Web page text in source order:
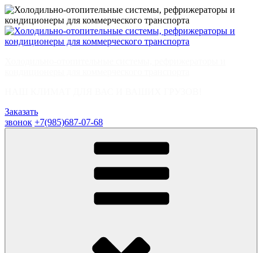
Перейти
к
содержимому
Заказать
звонок +7(985)687-07-68